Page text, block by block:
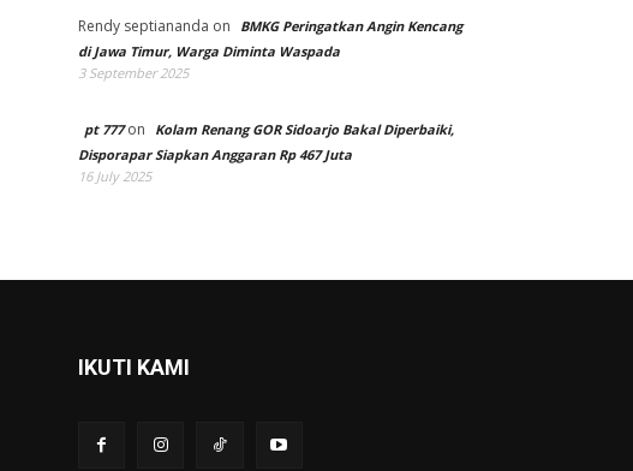
Rendy septiananda on
BMKG Peringatkan Angin Kencang
di Jawa Timur, Warga Diminta Waspada
3 September 2025
pt 777on
Kolam Renang GOR Sidoarjo Bakal Diperbaiki,
Disporapar Siapkan Anggaran Rp 467 Juta
16 July 2025
IKUTI KAMI